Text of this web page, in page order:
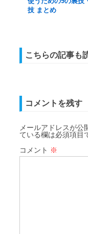
技 まとめ
こちらの記事も
コメントを残す
メールアドレスが公
ている欄は必須項目
コメント ※